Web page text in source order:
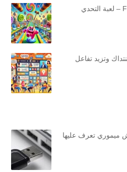
Fall Guys: Ultimate Knockout – لعبة التحدي
وتزيد تفاعل
ميموري تعرف عليها